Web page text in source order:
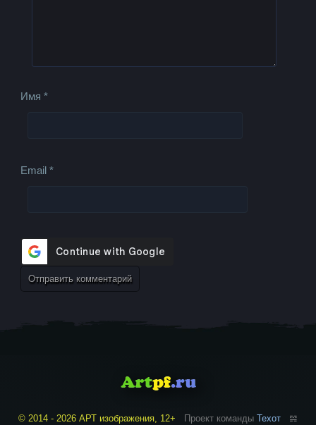
Имя*
Email*
© 2014 - 2026 АРТ изображения, 12+ Проект команды Техот 𝌴